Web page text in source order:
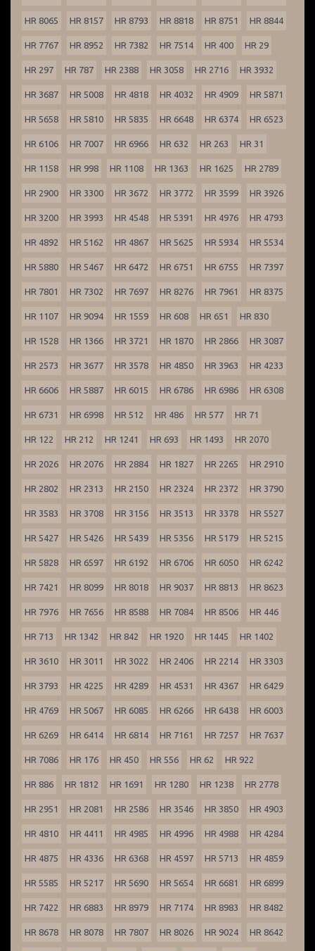
HR 8065 HR 8157 HR 8793 HR 8818 HR 8751 HR 8844
HR 7767 HR 8952 HR 7382 HR 7514 HR 400 HR 29
HR 297 HR 787 HR 2388 HR 3058 HR 2716 HR 3932
HR 3687 HR 5008 HR 4818 HR 4032 HR 4909 HR 5871
HR 5658 HR 5810 HR 5835 HR 6648 HR 6374 HR 6523
HR 6106 HR 7007 HR 6966 HR 632 HR 263 HR 31
HR 1158 HR 998 HR 1108 HR 1363 HR 1625 HR 2789
HR 2900 HR 3300 HR 3672 HR 3772 HR 3599 HR 3926
HR 3200 HR 3993 HR 4548 HR 5391 HR 4976 HR 4793
HR 4892 HR 5162 HR 4867 HR 5625 HR 5934 HR 5534
HR 5880 HR 5467 HR 6472 HR 6751 HR 6755 HR 7397
HR 7801 HR 7302 HR 7697 HR 8276 HR 7961 HR 8375
HR 1107 HR 9094 HR 1559 HR 608 HR 651 HR 830
HR 1528 HR 1366 HR 3721 HR 1870 HR 2866 HR 3087
HR 2573 HR 3677 HR 3578 HR 4850 HR 3963 HR 4233
HR 6606 HR 5887 HR 6015 HR 6786 HR 6986 HR 6308
HR 6731 HR 6998 HR 512 HR 486 HR 577 HR 71
HR 122 HR 212 HR 1241 HR 693 HR 1493 HR 2070
HR 2026 HR 2076 HR 2884 HR 1827 HR 2265 HR 2910
HR 2802 HR 2313 HR 2150 HR 2324 HR 2372 HR 3790
HR 3583 HR 3708 HR 3156 HR 3513 HR 3378 HR 5527
HR 5427 HR 5426 HR 5439 HR 5356 HR 5179 HR 5215
HR 5828 HR 6597 HR 6192 HR 6706 HR 6050 HR 6242
HR 7421 HR 8099 HR 8018 HR 9037 HR 8813 HR 8623
HR 7976 HR 7656 HR 8588 HR 7084 HR 8506 HR 446
HR 713 HR 1342 HR 842 HR 1920 HR 1445 HR 1402
HR 3610 HR 3011 HR 3022 HR 2406 HR 2214 HR 3303
HR 3793 HR 4225 HR 4289 HR 4531 HR 4367 HR 6429
HR 4769 HR 5067 HR 6085 HR 6266 HR 6438 HR 6003
HR 6269 HR 6414 HR 6814 HR 7161 HR 7257 HR 7637
HR 7086 HR 176 HR 450 HR 556 HR 62 HR 922
HR 886 HR 1812 HR 1691 HR 1280 HR 1238 HR 2778
HR 2951 HR 2081 HR 2586 HR 3546 HR 3850 HR 4903
HR 4810 HR 4411 HR 4985 HR 4996 HR 4988 HR 4284
HR 4875 HR 4336 HR 6368 HR 4597 HR 5713 HR 4859
HR 5585 HR 5217 HR 5690 HR 5654 HR 6681 HR 6899
HR 7422 HR 6883 HR 8979 HR 7174 HR 8983 HR 8482
HR 8678 HR 8078 HR 7807 HR 8026 HR 9024 HR 8642